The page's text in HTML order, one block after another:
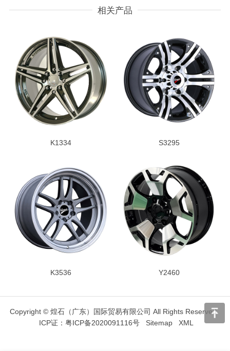
相关产品
K1334 S3295
K3536 Y2460
Copyright © 煌石（广东）国际贸易有限公司 All Rights Reserved.
ICP证： 粤ICP备2020091116号 Sitemap XML